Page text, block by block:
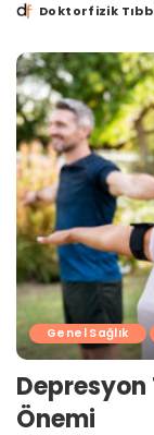
PostedDoktorfizik
Genel Sağlık
Önemi